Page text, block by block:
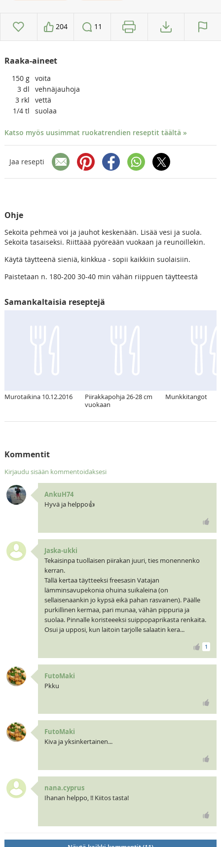
204 11
Raaka-aineet
150 g voita
3 dl
vehnäjauhoja
3 rkl
vettä
1/4 tl suolaa
Katso myös uusimmat ruokatrendien reseptit täältä »
Jaa resepti
Ohje
Sekoita pehmeä voi ja jauhot keskenään. Lisää vesi ja suola.
Sekoita tasaiseksi. Riittäää pyöreään vuokaan ja reunoillekin.
Käytä täytteenä sieniä, kinkkua - sopii kaikkiin suolaisiin.
Paistetaan n. 180-200 30-40 min vähän riippuen täytteestä
Samankaltaisia reseptejä
Murotaikina 10.12.2016
Piirakkapohja 26-28 cm
vuokaan
Munkkitangot
Kommentit
Kirjaudu sisään kommentoidaksesi
AnkuH74
Hyvä ja helppo👍
Jaska-ukki
Tekaisinpa tuollaisen piirakan juuri, ties monennenko
kerran.
Tällä kertaa täytteeksi freesasin Vatajan
lämminsavupekonia ohuina suikaleina (on
sellaisenaankin jo kypsä eikä pahan rasvainen). Päälle
purkillinen kermaa, pari munaa, vähän pippuria ja
suolaa. Pinnalle koristeeeksi suippopaprikasta renkaita.
Osui ja upposi, kun laitoin tarjolle salaatin kera...
1
FutoMaki
Pkku
FutoMaki
Kiva ja yksinkertainen...
nana.cyprus
Ihanan helppo, !! Kiitos tasta!